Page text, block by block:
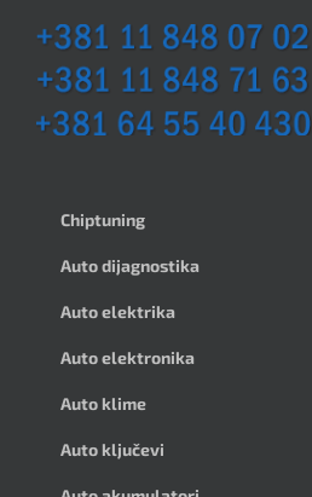
Chiptuning
Auto dijagnostika
Auto elektrika
Auto elektronika
Auto klime
Auto ključevi